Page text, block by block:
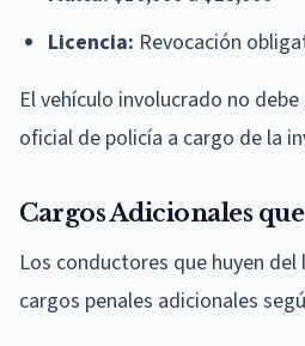
Licencia: Revocación
El vehículo involucrado no
oficial de policía a cargo de la
Cargos Adicionales
Los conductores que huyen
cargos penales adicionales